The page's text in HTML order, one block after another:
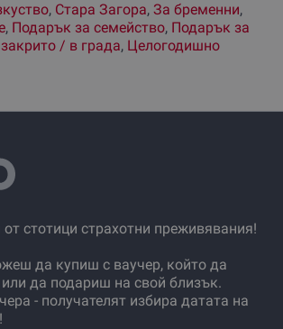
, Стара Загора, За бременни,
, Подарък за семейство, Подарък за
/ в града, Целогодишно
стотици страхотни преживявания!
да купиш с ваучер, който да
да подариш на свой близък.
- получателят избира датата на